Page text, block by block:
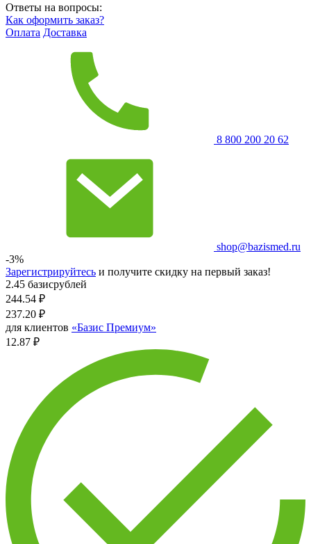
Ответы на вопросы:
Как оформить заказ?
Оплата Доставка
8 800 200 20 62
shop@bazismed.ru
-3%
Зарегистрируйтесь и получите скидку на первый заказ!
2.45 базисрублей
244.54 ₽
237.20 ₽
для клиентов «Базис Премиум»
12.87 ₽